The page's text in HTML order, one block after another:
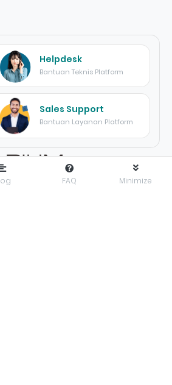
FAQ Minimize
Helpdesk
Bantuan Teknis Platform
Sales Support
Bantuan Layanan Platform